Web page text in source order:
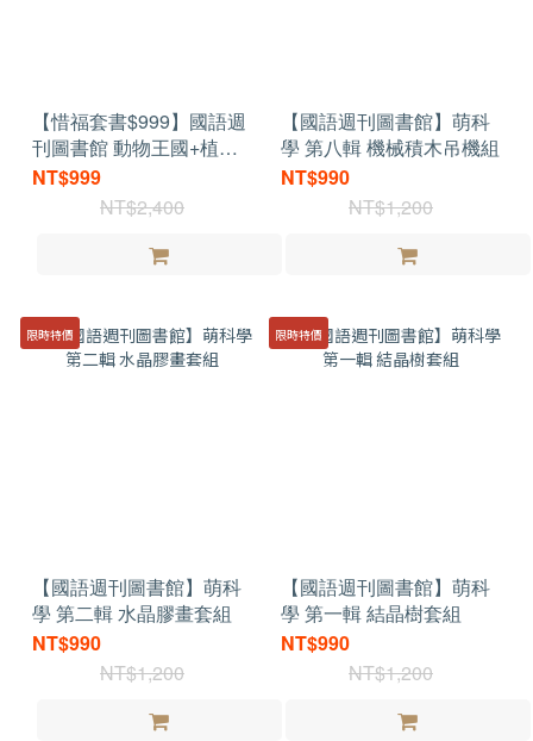
【惜福套書$999】國語週
刊圖書館 動物王國+植物
王國 精裝共4冊
NT$999
NT$2,400
【國語週刊圖書館】萌科
學 第八輯 機械積木吊機組
NT$990
NT$1,200
限時特價
【國語週刊圖書館】萌科
學 第二輯 水晶膠畫套組
NT$990
NT$1,200
限時特價
【國語週刊圖書館】萌科
學 第一輯 結晶樹套組
NT$990
NT$1,200